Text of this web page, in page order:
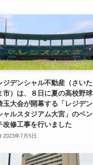
ジデンシャル不動産（さいた
市）は、８日に夏の高校野球
玉大会が開幕する「レジデン
ャルスタジアム大宮」のベン
改修工事を行いました
2023年7月5日